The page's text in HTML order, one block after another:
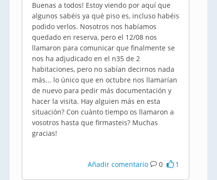
Buenas a todos! Estoy viendo por aquí que
algunos sabéis ya qué piso es, incluso habéis
podido verlos. Nosotros nos habíamos
quedado en reserva, pero el 12/08 nos
llamaron para comunicar que finalmente se
nos ha adjudicado en el n35 de 2
habitaciones, pero no sabían decirnos nada
más... lo único que en octubre nos llamarían
de nuevo para pedir más documentación y
hacer la visita. Hay alguien más en esta
situación? Con cuánto tiempo os llamaron a
vosotros hasta que firmasteis? Muchas
gracias!
Añadir comentario 0 1